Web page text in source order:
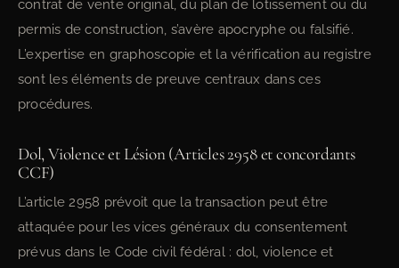
contrat de vente original, du plan de lotissement ou du
permis de construction, s’avère apocryphe ou falsifié.
L’expertise en graphoscopie et la vérification au registre
sont les éléments de preuve centraux dans ces
procédures.
Dol, Violence et Lésion (Articles 2958 et concordants
CCF)
L’article 2958 prévoit que la transaction peut être
attaquée pour les vices généraux du consentement
prévus dans le Code civil fédéral : dol, violence et